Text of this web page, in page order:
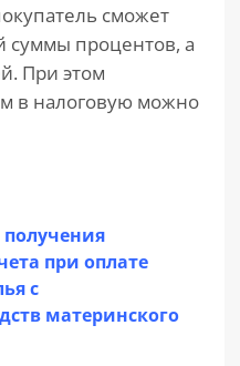
сможет
суммы процентов, а
При этом
в налоговую можно
при оплате
с
материнского